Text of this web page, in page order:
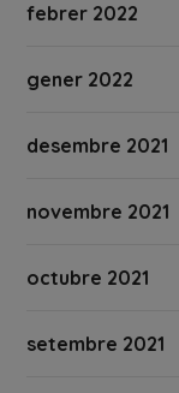
febrer 2022
gener 2022
desembre 2021
novembre 2021
octubre 2021
setembre 2021